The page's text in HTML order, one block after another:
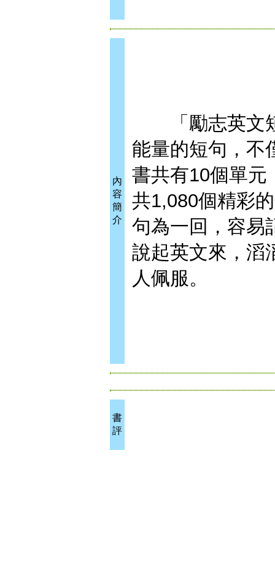
內
容
簡
介
「勵志英文短
能量的短句，不
書共有10個單元
共1,080個精彩
句為一回，容易
說起英文來，滔
人佩服。
書
評